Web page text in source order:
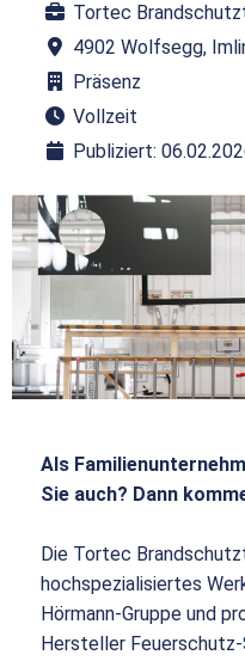
Tortec
4902 Wolfsegg,
Präsenz
Vollzeit
Publiziert:
Als
Sie auch? Dann
Die Tortec
hochspezialisiertes
Hörmann-Gruppe und
Hersteller